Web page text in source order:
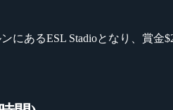
にあるESL Stadioとなり、賞金